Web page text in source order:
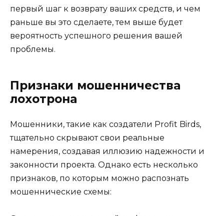
первый шаг к возврату ваших средств, и чем
раньше вы это сделаете, тем выше будет
вероятность успешного решения вашей
проблемы.
Признаки мошенничества
лохотрона
Мошенники, такие как создатели Profit Birds,
тщательно скрывают свои реальные
намерения, создавая иллюзию надежности и
законности проекта. Однако есть несколько
признаков, по которым можно распознать
мошеннические схемы: